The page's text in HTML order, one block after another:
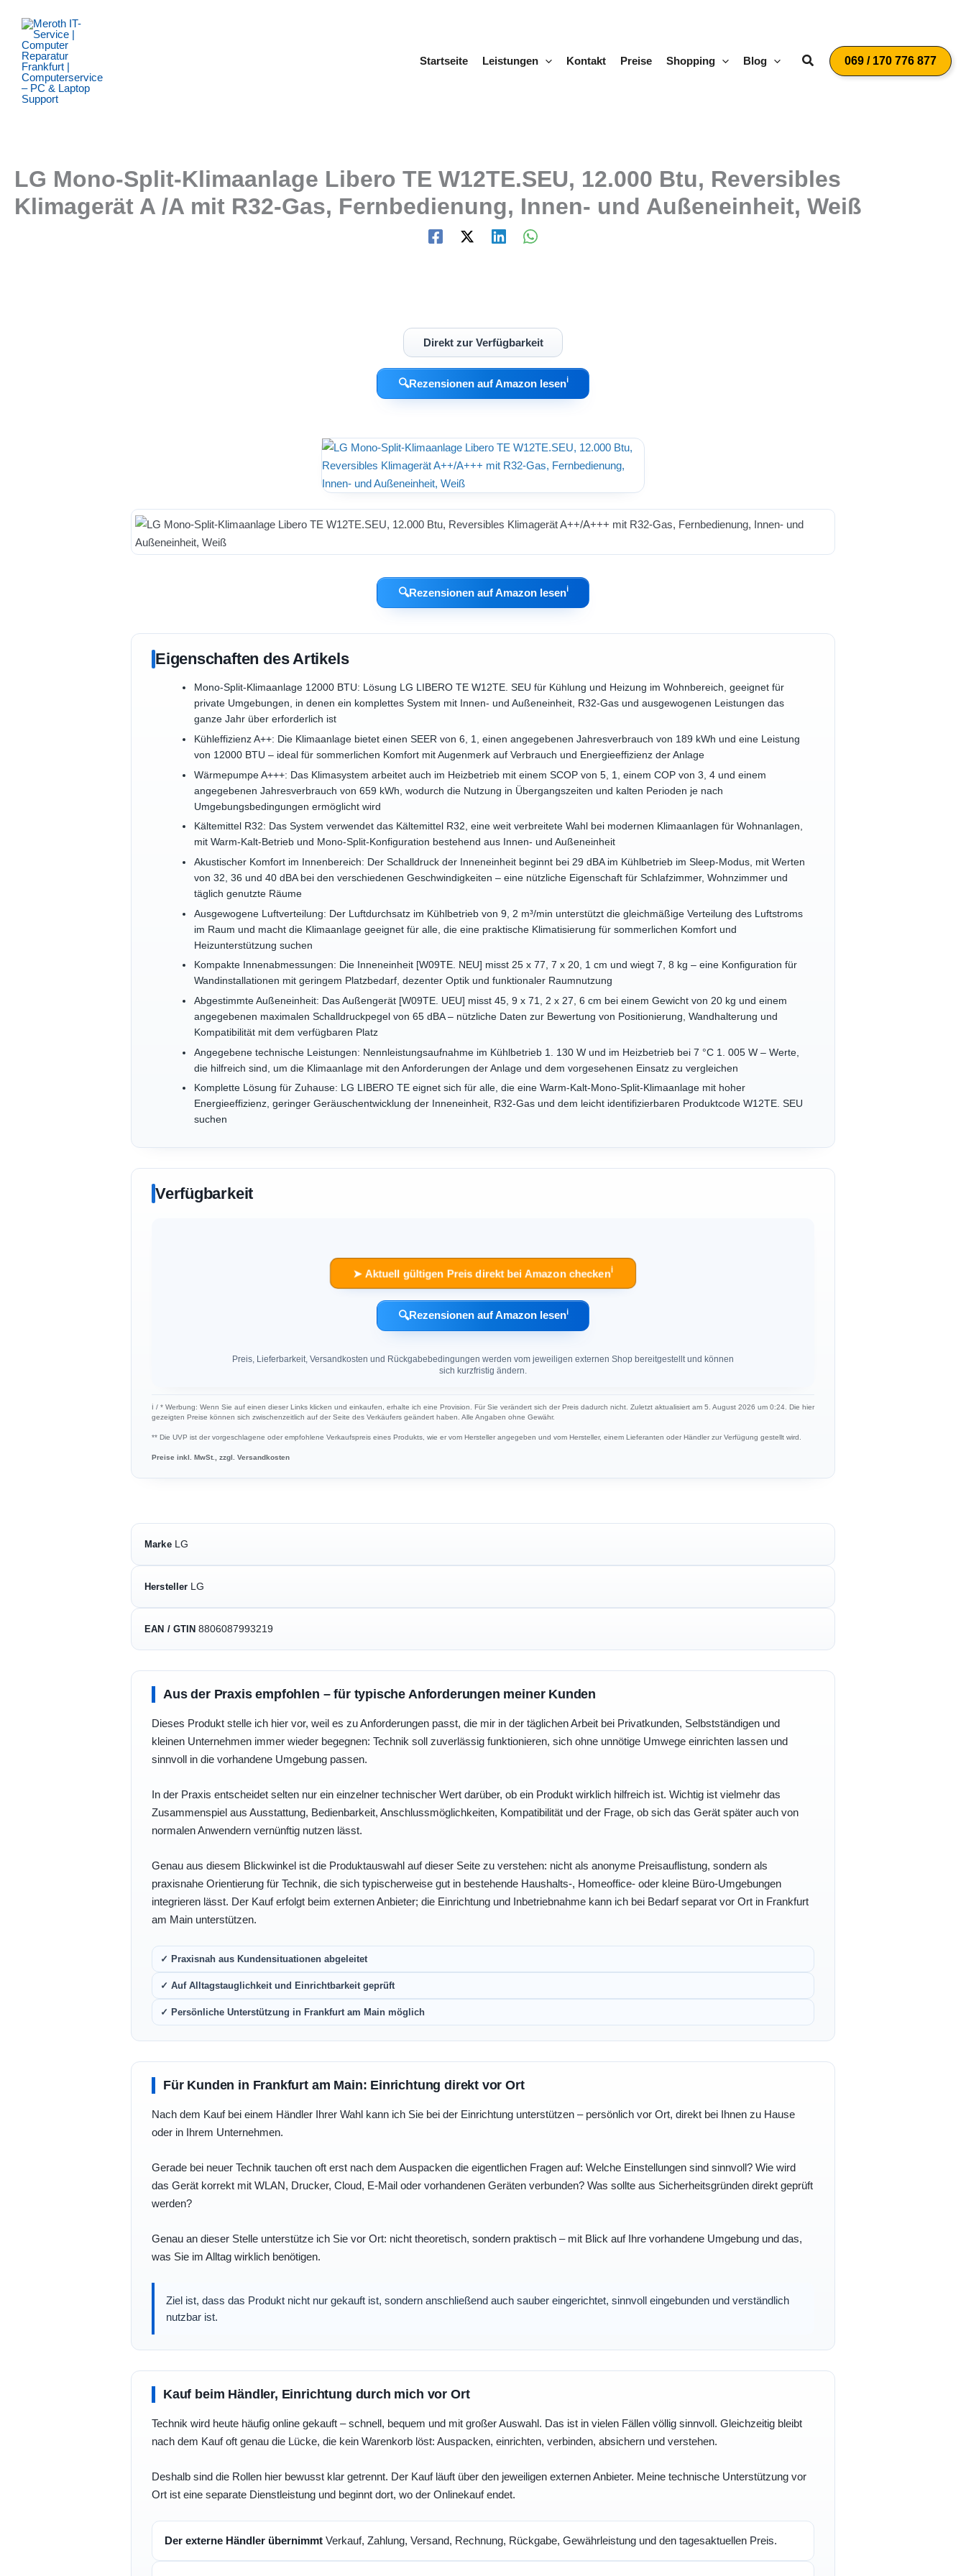
Inhalt
springen
Startseite
Leistungen Kontakt Preise Shopping Blog Suchen069 / 170 776 877
LG Mono-Split-Klimaanlage Libero TE W12TE.SEU, 12.000 Btu, Reversibles
Klimagerät A /A mit R32-Gas, Fernbedienung, Innen- und Außeneinheit, Weiß
Direkt zur Verfügbarkeit
🔍Rezensionen auf Amazon lesenℹ︎
🔍Rezensionen auf Amazon lesenℹ︎
Eigenschaften des Artikels
Mono-Split-Klimaanlage 12000 BTU: Lösung LG LIBERO TE W12TE. SEU für Kühlung und Heizung im Wohnbereich, geeignet für
private Umgebungen, in denen ein komplettes System mit Innen- und Außeneinheit, R32-Gas und ausgewogenen Leistungen das
ganze Jahr über erforderlich ist
Kühleffizienz A++: Die Klimaanlage bietet einen SEER von 6, 1, einen angegebenen Jahresverbrauch von 189 kWh und eine Leistung
von 12000 BTU – ideal für sommerlichen Komfort mit Augenmerk auf Verbrauch und Energieeffizienz der Anlage
Wärmepumpe A+++: Das Klimasystem arbeitet auch im Heizbetrieb mit einem SCOP von 5, 1, einem COP von 3, 4 und einem
angegebenen Jahresverbrauch von 659 kWh, wodurch die Nutzung in Übergangszeiten und kalten Perioden je nach
Umgebungsbedingungen ermöglicht wird
Kältemittel R32: Das System verwendet das Kältemittel R32, eine weit verbreitete Wahl bei modernen Klimaanlagen für Wohnanlagen,
mit Warm-Kalt-Betrieb und Mono-Split-Konfiguration bestehend aus Innen- und Außeneinheit
Akustischer Komfort im Innenbereich: Der Schalldruck der Inneneinheit beginnt bei 29 dBA im Kühlbetrieb im Sleep-Modus, mit Werten
von 32, 36 und 40 dBA bei den verschiedenen Geschwindigkeiten – eine nützliche Eigenschaft für Schlafzimmer, Wohnzimmer und
täglich genutzte Räume
Ausgewogene Luftverteilung: Der Luftdurchsatz im Kühlbetrieb von 9, 2 m³/min unterstützt die gleichmäßige Verteilung des Luftstroms
im Raum und macht die Klimaanlage geeignet für alle, die eine praktische Klimatisierung für sommerlichen Komfort und
Heizunterstützung suchen
Kompakte Innenabmessungen: Die Inneneinheit [W09TE. NEU] misst 25 x 77, 7 x 20, 1 cm und wiegt 7, 8 kg – eine Konfiguration für
Wandinstallationen mit geringem Platzbedarf, dezenter Optik und funktionaler Raumnutzung
Abgestimmte Außeneinheit: Das Außengerät [W09TE. UEU] misst 45, 9 x 71, 2 x 27, 6 cm bei einem Gewicht von 20 kg und einem
angegebenen maximalen Schalldruckpegel von 65 dBA – nützliche Daten zur Bewertung von Positionierung, Wandhalterung und
Kompatibilität mit dem verfügbaren Platz
Angegebene technische Leistungen: Nennleistungsaufnahme im Kühlbetrieb 1. 130 W und im Heizbetrieb bei 7 °C 1. 005 W – Werte,
die hilfreich sind, um die Klimaanlage mit den Anforderungen der Anlage und dem vorgesehenen Einsatz zu vergleichen
Komplette Lösung für Zuhause: LG LIBERO TE eignet sich für alle, die eine Warm-Kalt-Mono-Split-Klimaanlage mit hoher
Energieeffizienz, geringer Geräuschentwicklung der Inneneinheit, R32-Gas und dem leicht identifizierbaren Produktcode W12TE. SEU
suchen
Verfügbarkeit
➤ Aktuell gültigen Preis direkt bei Amazon checkenℹ︎
🔍Rezensionen auf Amazon lesenℹ︎
Preis, Lieferbarkeit, Versandkosten und Rückgabebedingungen werden vom jeweiligen externen Shop bereitgestellt und können
sich kurzfristig ändern.
ℹ︎ / * Werbung: Wenn Sie auf einen dieser Links klicken und einkaufen, erhalte ich eine Provision. Für Sie verändert sich der Preis dadurch nicht. Zuletzt aktualisiert am 5. August 2026 um 0:24. Die hier
gezeigten Preise können sich zwischenzeitlich auf der Seite des Verkäufers geändert haben. Alle Angaben ohne Gewähr.
** Die UVP ist der vorgeschlagene oder empfohlene Verkaufspreis eines Produkts, wie er vom Hersteller angegeben und vom Hersteller, einem Lieferanten oder Händler zur Verfügung gestellt wird.
Preise inkl. MwSt., zzgl. Versandkosten
Marke LG
Hersteller LG
EAN / GTIN 8806087993219
Aus der Praxis empfohlen – für typische Anforderungen meiner Kunden
Dieses Produkt stelle ich hier vor, weil es zu Anforderungen passt, die mir in der täglichen Arbeit bei Privatkunden, Selbstständigen und
kleinen Unternehmen immer wieder begegnen: Technik soll zuverlässig funktionieren, sich ohne unnötige Umwege einrichten lassen und
sinnvoll in die vorhandene Umgebung passen.
In der Praxis entscheidet selten nur ein einzelner technischer Wert darüber, ob ein Produkt wirklich hilfreich ist. Wichtig ist vielmehr das
Zusammenspiel aus Ausstattung, Bedienbarkeit, Anschlussmöglichkeiten, Kompatibilität und der Frage, ob sich das Gerät später auch von
normalen Anwendern vernünftig nutzen lässt.
Genau aus diesem Blickwinkel ist die Produktauswahl auf dieser Seite zu verstehen: nicht als anonyme Preisauflistung, sondern als
praxisnahe Orientierung für Technik, die sich typischerweise gut in bestehende Haushalts-, Homeoffice- oder kleine Büro-Umgebungen
integrieren lässt. Der Kauf erfolgt beim externen Anbieter; die Einrichtung und Inbetriebnahme kann ich bei Bedarf separat vor Ort in Frankfurt
am Main unterstützen.
✓ Praxisnah aus Kundensituationen abgeleitet
✓ Auf Alltagstauglichkeit und Einrichtbarkeit geprüft
✓ Persönliche Unterstützung in Frankfurt am Main möglich
Für Kunden in Frankfurt am Main: Einrichtung direkt vor Ort
Nach dem Kauf bei einem Händler Ihrer Wahl kann ich Sie bei der Einrichtung unterstützen – persönlich vor Ort, direkt bei Ihnen zu Hause
oder in Ihrem Unternehmen.
Gerade bei neuer Technik tauchen oft erst nach dem Auspacken die eigentlichen Fragen auf: Welche Einstellungen sind sinnvoll? Wie wird
das Gerät korrekt mit WLAN, Drucker, Cloud, E-Mail oder vorhandenen Geräten verbunden? Was sollte aus Sicherheitsgründen direkt geprüft
werden?
Genau an dieser Stelle unterstütze ich Sie vor Ort: nicht theoretisch, sondern praktisch – mit Blick auf Ihre vorhandene Umgebung und das,
was Sie im Alltag wirklich benötigen.
Ziel ist, dass das Produkt nicht nur gekauft ist, sondern anschließend auch sauber eingerichtet, sinnvoll eingebunden und verständlich
nutzbar ist.
Kauf beim Händler, Einrichtung durch mich vor Ort
Technik wird heute häufig online gekauft – schnell, bequem und mit großer Auswahl. Das ist in vielen Fällen völlig sinnvoll. Gleichzeitig bleibt
nach dem Kauf oft genau die Lücke, die kein Warenkorb löst: Auspacken, einrichten, verbinden, absichern und verstehen.
Deshalb sind die Rollen hier bewusst klar getrennt. Der Kauf läuft über den jeweiligen externen Anbieter. Meine technische Unterstützung vor
Ort ist eine separate Dienstleistung und beginnt dort, wo der Onlinekauf endet.
Der externe Händler übernimmt Verkauf, Zahlung, Versand, Rechnung, Rückgabe, Gewährleistung und den tagesaktuellen Preis.